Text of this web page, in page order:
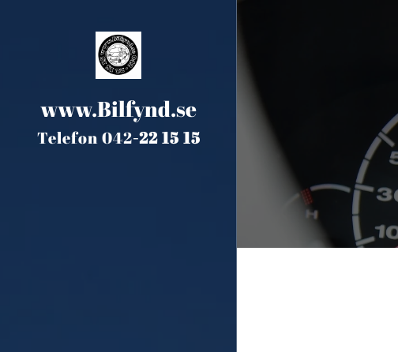
www.Bilfynd.se
Telefon 042-22 15 15